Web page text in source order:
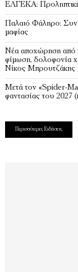
ΕΛΓΕΚΑ:
Παλαιό Φάληρο:
μαφίας
Νέα αποχώρηση από
φίμωση, δολοφονία
Νίκος Μπρουτζάκης
Μετά τον «Spider-
φαντασίας του 2027
Περισσότερες Ειδήσεις